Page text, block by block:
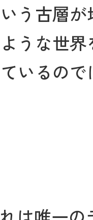
う古層
うな世
いるの